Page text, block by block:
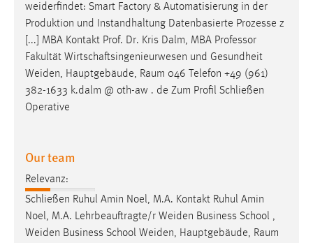
weiderfindet: Smart Factory & Automatisierung in der
Produktion und Instandhaltung Datenbasierte Prozesse z
[...] MBA Kontakt Prof. Dr. Kris Dalm, MBA Professor
Fakultät Wirtschaftsingenieurwesen und Gesundheit
Weiden, Hauptgebäude, Raum 046 Telefon +49 (961)
382-1633 k.dalm @ oth-aw . de Zum Profil Schließen
Operative
Our team
Relevanz:
Schließen Ruhul Amin Noel, M.A. Kontakt Ruhul Amin
Noel, M.A. Lehrbeauftragte/r Weiden Business School ,
Weiden Business School Weiden, Hauptgebäude, Raum